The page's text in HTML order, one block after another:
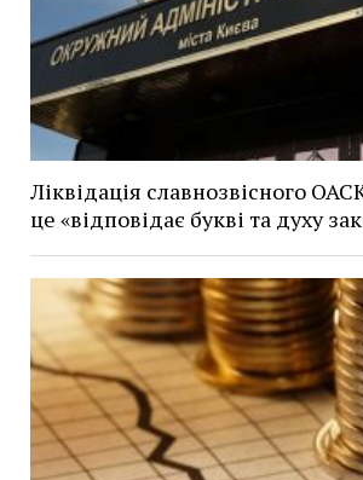
Ліквідація славнозвісного
це «відповідає букві та духу